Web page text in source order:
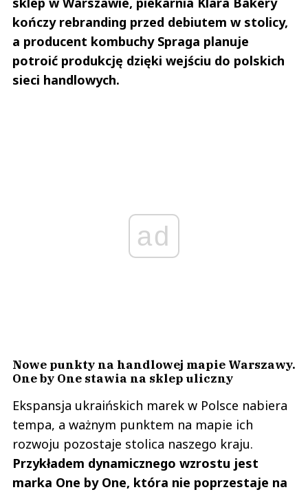
kończy rebranding przed debiutem w stolicy,
a producent kombuchy Spraga planuje
potroić produkcję dzięki wejściu do polskich
sieci handlowych.
ad
Nowe punkty na handlowej mapie Warszawy.
One by One stawia na sklep uliczny
Ekspansja ukraińskich marek w Polsce nabiera
tempa, a ważnym punktem na mapie ich
rozwoju pozostaje stolica naszego kraju.
Przykładem dynamicznego wzrostu jest
marka One by One, która nie poprzestaje na